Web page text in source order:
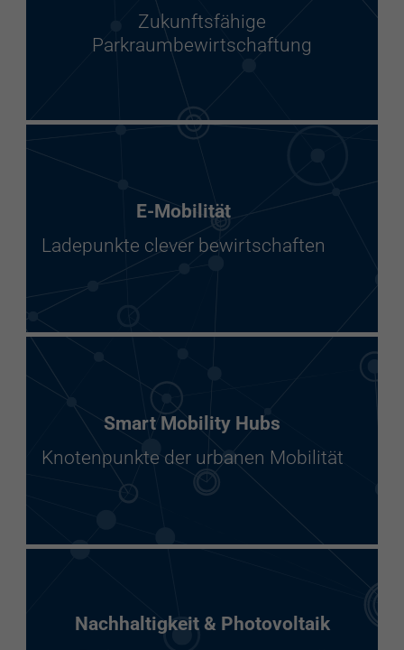
Zukunftsfähige
Parkraumbewirtschaftung
E-Mobilität
Ladepunkte clever bewirtschaften
Smart Mobility Hubs
Knotenpunkte der urbanen Mobilität
Nachhaltigkeit & Photovoltaik